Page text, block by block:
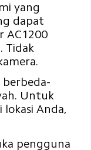
yang
dapat
AC1200
Tidak
berbeda-
Untuk
lokasi Anda,
pengguna